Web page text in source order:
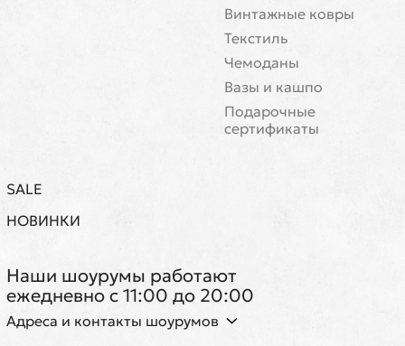
Винтажные ковры
Текстиль
Чемоданы
Вазы и кашпо
Подарочные
сертификаты
SALE
НОВИНКИ
Наши шоурумы работают
ежедневно с 11:00 до 20:00
Адреса и контакты шоурумов